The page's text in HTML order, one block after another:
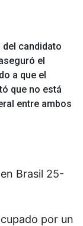
candidato
el
a que el
que no está
entre ambos
Brasil 25-
por un